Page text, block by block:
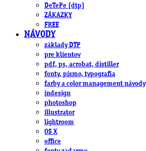
DeTePe [dtp]
ZÁKAZKY
FREE
NÁVODY
základy DTP
pre klientov
pdf, ps, acrobat, distiller
fonty, písmo, typografia
farby a color management návody
indesign
photoshop
illustrator
lightroom
OS X
office